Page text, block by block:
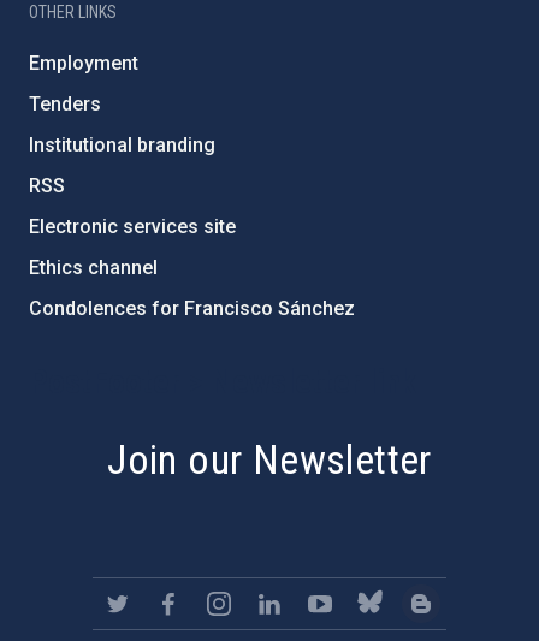
OTHER LINKS
Employment
Tenders
Institutional branding
RSS
Electronic services site
Ethics channel
Condolences for Francisco Sánchez
Join our Newsletter